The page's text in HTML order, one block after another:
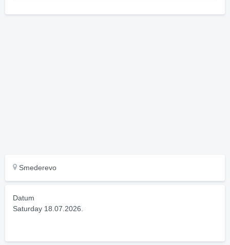
Smederevo
Datum
Saturday 18.07.2026.